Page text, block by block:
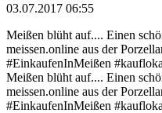
03.07.2017 06:55
Meißen blüht auf.... Einen
meissen.online aus der
#EinkaufenInMeißen
Meißen blüht auf.... Einen
meissen.online aus der
#EinkaufenInMeißen